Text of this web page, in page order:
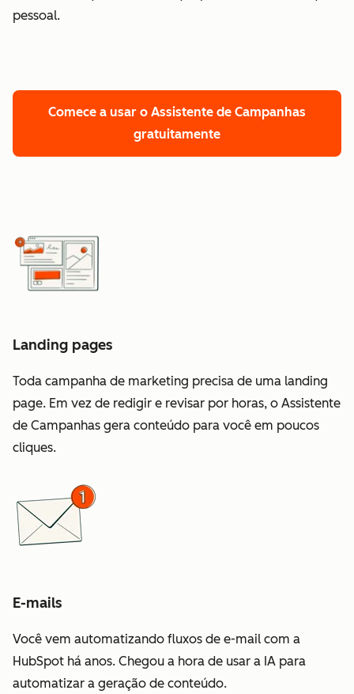
pessoal.
Comece a usar o Assistente de Campanhas
gratuitamente
Landing pages
Toda campanha de marketing precisa de uma landing
page. Em vez de redigir e revisar por horas, o Assistente
de Campanhas gera conteúdo para você em poucos
cliques.
E-mails
Você vem automatizando fluxos de e-mail com a
HubSpot há anos. Chegou a hora de usar a IA para
automatizar a geração de conteúdo.